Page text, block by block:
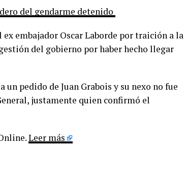
del gendarme detenido
embajador Oscar Laborde por traición a la
del gobierno por haber hecho llegar
pedido de Juan Grabois y su nexo no fue
justamente quien confirmó el
Leer más